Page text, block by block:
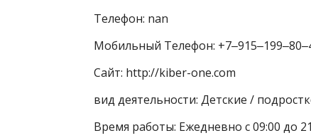
Телефон: nan
Мобильный Телефон:
Сайт: http://kiber-one.com
вид деятельности: Детские /
Время работы: Ежедневно с 09:00 до